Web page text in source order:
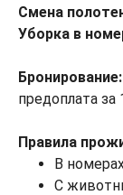
Смена
Уборка в
Бронирование:
предоплата
Правила
В
С